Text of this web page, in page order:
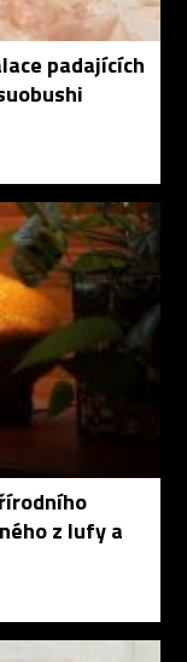
padajících
z lufy a